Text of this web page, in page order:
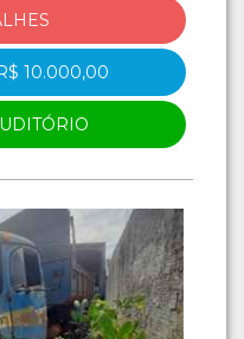
10.000,00